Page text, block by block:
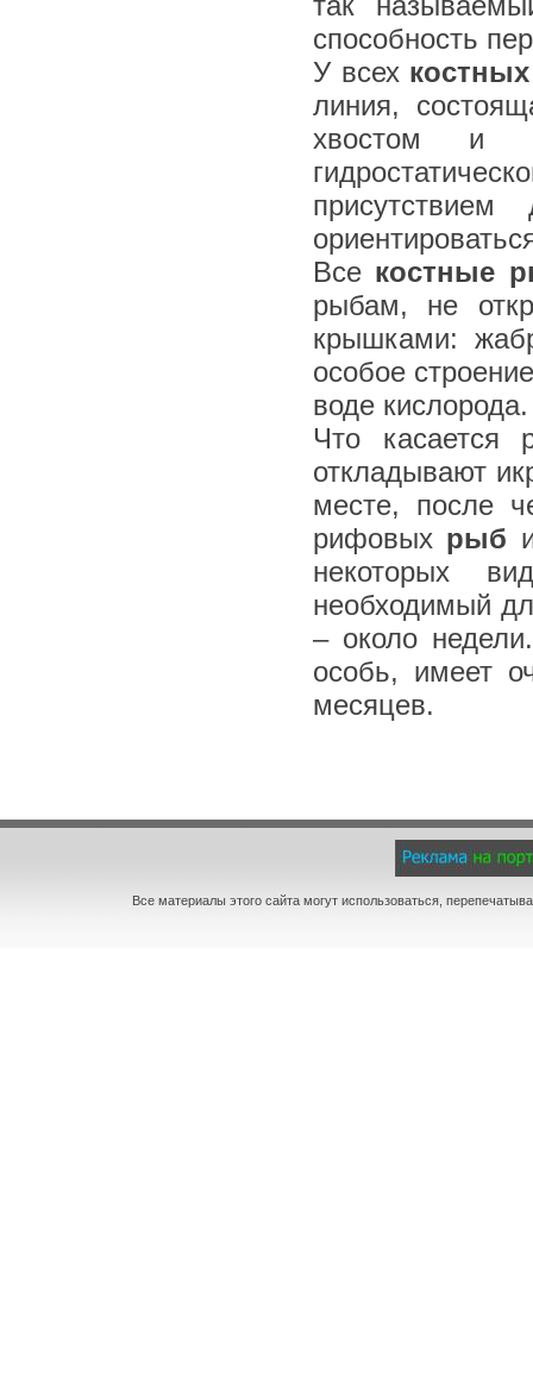
способность
У всех
линия,
хвостом и
Все костные
рыбам, не
крышками:
особое
воде кислорода.
Что касается
откладывают
месте, после
рифовых рыб
некоторых
необходимый
– около
особь, имеет
месяцев.
Все материалы этого сайта могут использоваться,